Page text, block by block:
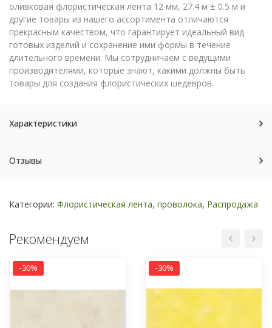
оливковая флористическая лента 12 мм, 27.4 м ± 0.5 м и
другие товары из нашего ассортимента отличаются
прекрасным качеством, что гарантирует идеальный вид
готовых изделий и сохранение ими формы в течение
длительного времени. Мы сотрудничаем с ведущими
производителями, которые знают, какими должны быть
товары для создания флористических шедевров.
Характеристики
Отзывы
Категории: Флористическая лента, проволока, Распродажа
Рекомендуем
-30% -30%